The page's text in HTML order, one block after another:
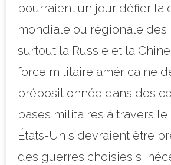
pourraient un jour défier la
mondiale ou régionale des
surtout la Russie et la
force militaire américaine
prépositionnée dans des
bases militaires à travers
États-Unis devraient être
des guerres choisies si